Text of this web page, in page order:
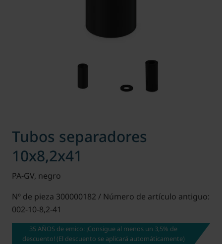
Tubos separadores
10x8,2x41
PA-GV, negro
Nº de pieza 300000182 / Número de artículo antiguo:
002-10-8,2-41
35 AÑOS de emico: ¡Consigue al menos un 3,5% de
descuento! (El descuento se aplicará automáticamente)